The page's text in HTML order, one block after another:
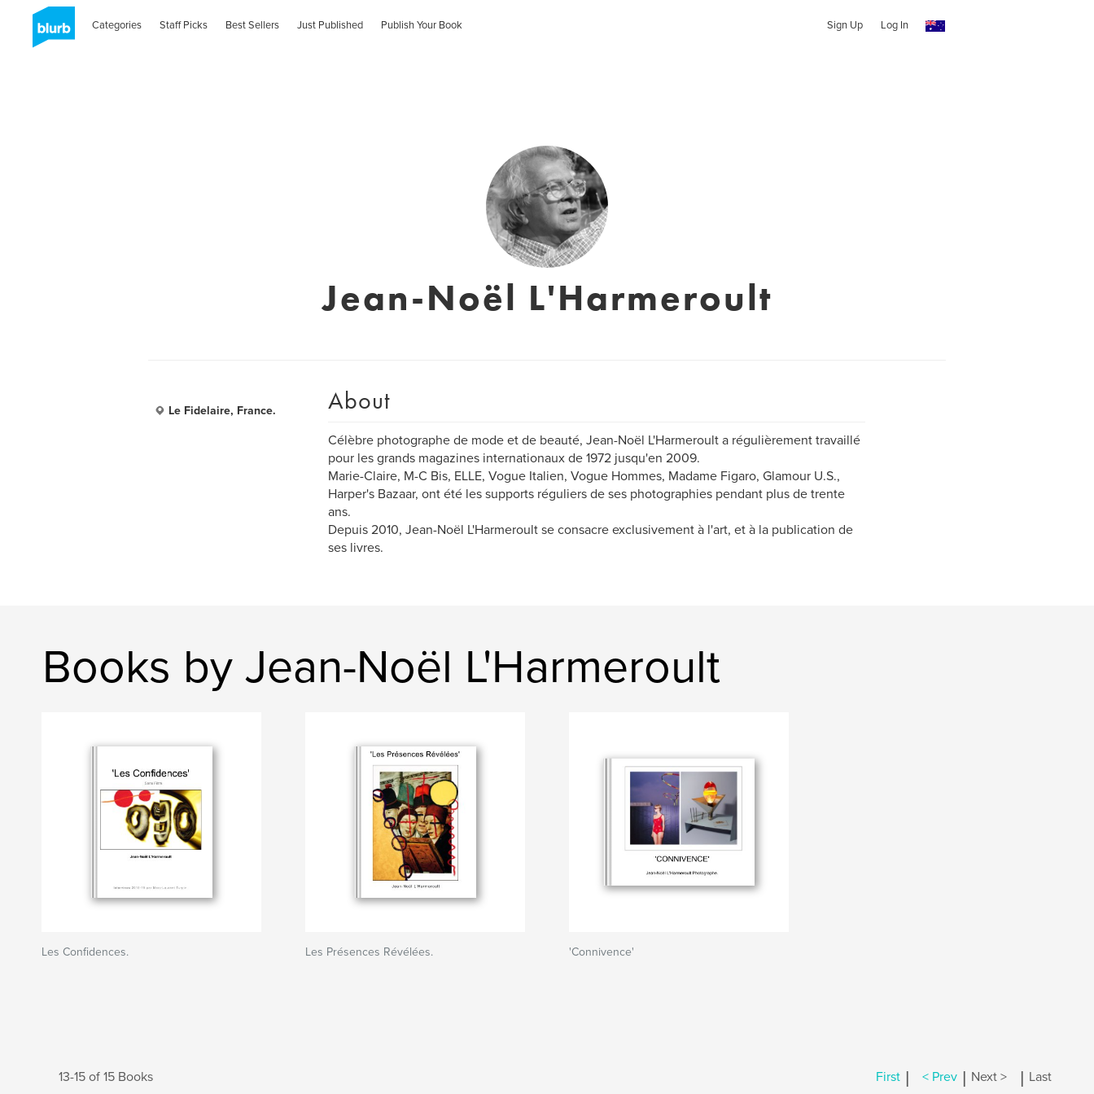
Categories Staff Picks Best Sellers Just Published Publish Your Book Sign Up Log In
Jean-Noël L'Harmeroult
Le Fidelaire, France. About
Célèbre photographe de mode et de beauté, Jean-Noël L'Harmeroult a régulièrement travaillé
pour les grands magazines internationaux de 1972 jusqu'en 2009.
Marie-Claire, M-C Bis, ELLE, Vogue Italien, Vogue Hommes, Madame Figaro, Glamour U.S.,
Harper's Bazaar, ont été les supports réguliers de ses photographies pendant plus de trente
ans.
Depuis 2010, Jean-Noël L'Harmeroult se consacre exclusivement à l'art, et à la publication de
ses livres.
Books by Jean-Noël L'Harmeroult
Les Confidences. Les Présences Révélées. 'Connivence'
13-15 of 15 Books First | < Prev | Next > | Last